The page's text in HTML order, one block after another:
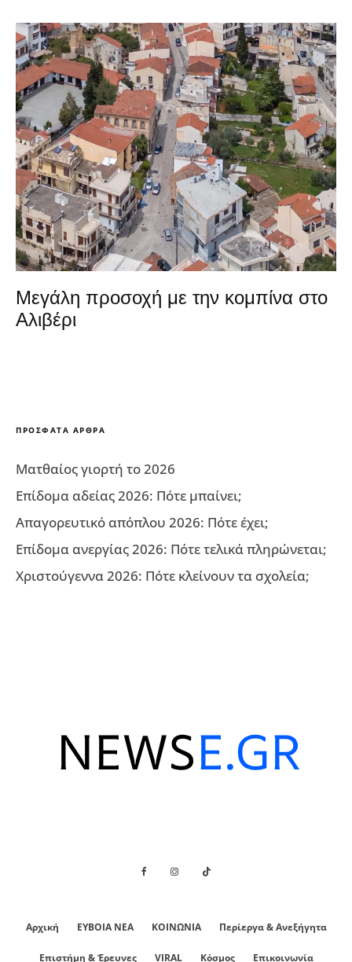
Μεγάλη προσοχή με την κομπίνα στο
Αλιβέρι
ΠΡΌΣΦΑΤΑ ΆΡΘΡΑ
Ματθαίος γιορτή το 2026
Επίδομα αδείας 2026: Πότε μπαίνει;
Απαγορευτικό απόπλου 2026: Πότε έχει;
Επίδομα ανεργίας 2026: Πότε τελικά πληρώνεται;
Χριστούγεννα 2026: Πότε κλείνουν τα σχολεία;
Αρχική ΕΥΒΟΙΑ ΝΕΑ ΚΟΙΝΩΝΙΑ Περίεργα & Ανεξήγητα
Επιστήμη & Έρευνες VIRAL Κόσμος Επικοινωνία